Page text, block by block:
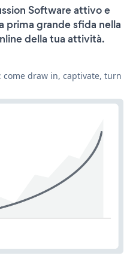
Software attivo e
prima grande sfida nella
della tua attività.
draw in, captivate, turn